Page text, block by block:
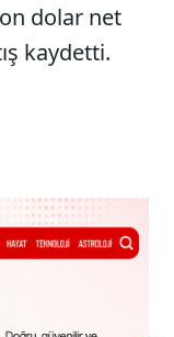
dolar net
kaydetti.